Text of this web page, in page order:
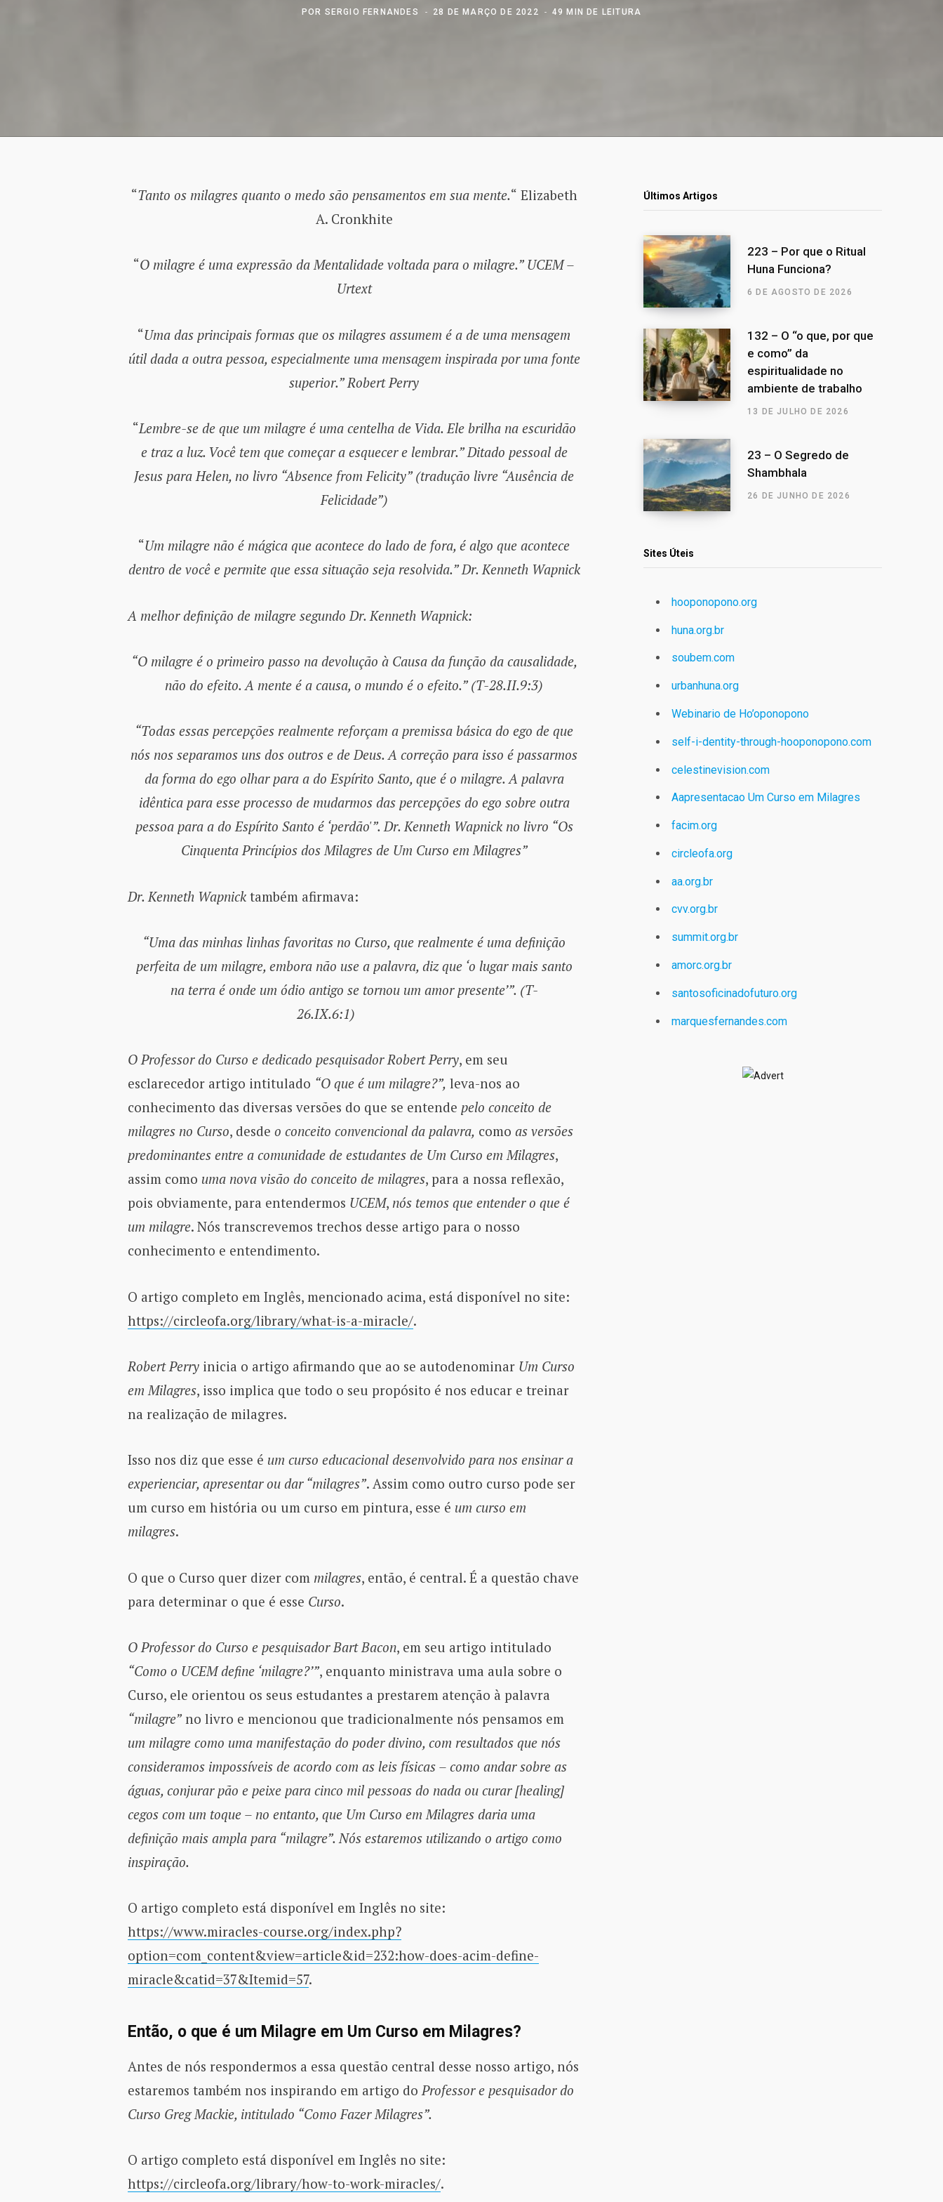
POR SERGIO FERNANDES 28 DE MARÇO DE 2022 49 MIN DE LEITURA
“Tanto os milagres quanto o medo são pensamentos em sua mente.“ Elizabeth
A. Cronkhite
“O milagre é uma expressão da Mentalidade voltada para o milagre.” UCEM –
Urtext
“Uma das principais formas que os milagres assumem é a de uma mensagem
útil dada a outra pessoa, especialmente uma mensagem inspirada por uma fonte
superior.” Robert Perry
“Lembre-se de que um milagre é uma centelha de Vida. Ele brilha na escuridão
e traz a luz. Você tem que começar a esquecer e lembrar.” Ditado pessoal de
Jesus para Helen, no livro “Absence from Felicity” (tradução livre “Ausência de
Felicidade”)
“Um milagre não é mágica que acontece do lado de fora, é algo que acontece
dentro de você e permite que essa situação seja resolvida.” Dr. Kenneth Wapnick
A melhor definição de milagre segundo Dr. Kenneth Wapnick:
“O milagre é o primeiro passo na devolução à Causa da função da causalidade,
não do efeito. A mente é a causa, o mundo é o efeito.” (T-28.II.9:3)
“Todas essas percepções realmente reforçam a premissa básica do ego de que
nós nos separamos uns dos outros e de Deus. A correção para isso é passarmos
da forma do ego olhar para a do Espírito Santo, que é o milagre. A palavra
idêntica para esse processo de mudarmos das percepções do ego sobre outra
pessoa para a do Espírito Santo é ‘perdão'”. Dr. Kenneth Wapnick no livro “Os
Cinquenta Princípios dos Milagres de Um Curso em Milagres”
Dr. Kenneth Wapnicktambém afirmava:
“Uma das minhas linhas favoritas no Curso, que realmente é uma definição
perfeita de um milagre, embora não use a palavra, diz que ‘o lugar mais santo
na terra é onde um ódio antigo se tornou um amor presente’”. (T-
26.IX.6:1)
O Professor do Curso e dedicado pesquisador Robert Perry, em seu
esclarecedor artigo intitulado “O que é um milagre?”, leva-nos ao
conhecimento das diversas versões do que se entende pelo conceito de
milagres no Curso, desde o conceito convencional da palavra, como as versões
predominantes entre a comunidade de estudantes de Um Curso em Milagres,
assim como uma nova visão do conceito de milagres, para a nossa reflexão,
pois obviamente, para entendermos UCEM, nós temos que entender o que é
um milagre. Nós transcrevemos trechos desse artigo para o nosso
conhecimento e entendimento.
O artigo completo em Inglês, mencionado acima, está disponível no site:
https://circleofa.org/library/what-is-a-miracle/.
Robert Perryinicia o artigo afirmando que ao se autodenominar Um Curso
em Milagres, isso implica que todo o seu propósito é nos educar e treinar
na realização de milagres.
Isso nos diz que esse é um curso educacional desenvolvido para nos ensinar a
experienciar, apresentar ou dar “milagres”. Assim como outro curso pode ser
um curso em história ou um curso em pintura, esse é um curso em
milagres.
O que o Curso quer dizer com milagres, então, é central. É a questão chave
para determinar o que é esse Curso.
O Professor do Curso e pesquisador Bart Bacon, em seu artigo intitulado
“Como o UCEM define ‘milagre?’”, enquanto ministrava uma aula sobre o
Curso, ele orientou os seus estudantes a prestarem atenção à palavra
“milagre”no livro e mencionou que tradicionalmente nós pensamos em
um milagre como uma manifestação do poder divino, com resultados que nós
consideramos impossíveis de acordo com as leis físicas – como andar sobre as
águas, conjurar pão e peixe para cinco mil pessoas do nada ou curar [healing]
cegos com um toque – no entanto, que Um Curso em Milagres daria uma
definição mais ampla para “milagre”. Nós estaremos utilizando o artigo como
inspiração.
O artigo completo está disponível em Inglês no site:
https://www.miracles-course.org/index.php?
option=com_content&view=article&id=232:how-does-acim-define-
miracle&catid=37&Itemid=57.
Então, o que é um Milagre em Um Curso em Milagres?
Antes de nós respondermos a essa questão central desse nosso artigo, nós
estaremos também nos inspirando em artigo do Professor e pesquisador do
Curso Greg Mackie, intitulado “Como Fazer Milagres”.
O artigo completo está disponível em Inglês no site:
https://circleofa.org/library/how-to-work-miracles/.
Últimos Artigos
223 – Por que o Ritual
Huna Funciona?
6 DE AGOSTO DE 2026
132 – O “o que, por que
e como” da
espiritualidade no
ambiente de trabalho
13 DE JULHO DE 2026
23 – O Segredo de
Shambhala
26 DE JUNHO DE 2026
Sites Úteis
hooponopono.org
huna.org.br
soubem.com
urbanhuna.org
Webinario de Ho’oponopono
self-i-dentity-through-hooponopono.com
celestinevision.com
Aapresentacao Um Curso em Milagres
facim.org
circleofa.org
aa.org.br
cvv.org.br
summit.org.br
amorc.org.br
santosoficinadofuturo.org
marquesfernandes.com